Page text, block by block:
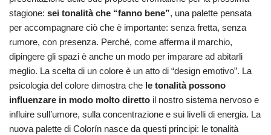
stagione: sei tonalità che “fanno bene”, una palette pensata
per accompagnare ciò che è importante: senza fretta, senza
rumore, con presenza. Perché, come afferma il marchio,
dipingere gli spazi è anche un modo per imparare ad abitarli
meglio. La scelta di un colore è un atto di “design emotivo”. La
psicologia del colore dimostra che le tonalità possono
influenzare in modo molto diretto il nostro sistema nervoso e
influire sull’umore, sulla concentrazione e sui livelli di energia. La
nuova palette di Colorín nasce da questi principi: le tonalità